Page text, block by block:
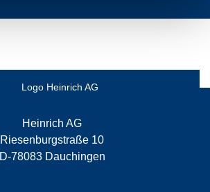
Heinrich AG
Riesenburgstraße 10
D-78083 Dauchingen